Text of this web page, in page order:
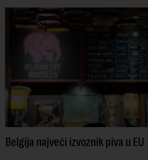
Belgija najveći izvoznik piva u EU